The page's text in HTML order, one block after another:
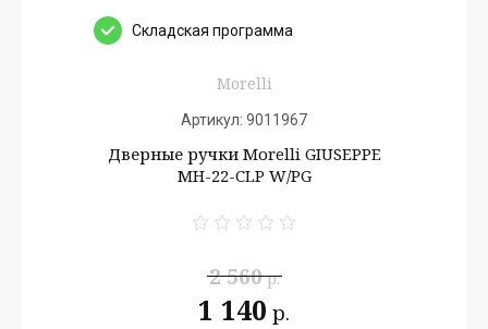
Cкладская программа
Morelli
Артикул: 9011967
Дверные ручки Morelli GIUSEPPE
MH-22-CLP W/PG
2 560р.
1 140 р.